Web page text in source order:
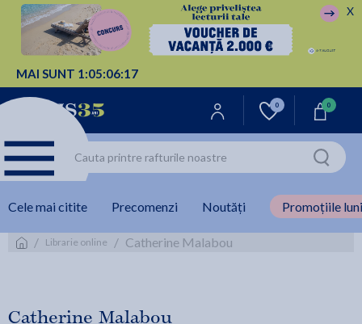
MAI SUNT 1:05:06:17
X
0 0
Cele mai citite Precomenzi Noutăți Promoțiile
/ Librarie online / Catherine Malabou
Catherine Malabou